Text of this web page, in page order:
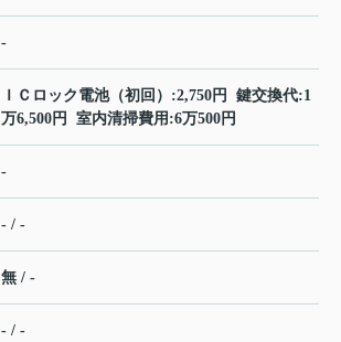
-
ＩＣロック電池（初回）:2,750円 鍵交換代:1
万6,500円 室内清掃費用:6万500円
-
- / -
無 / -
- / -